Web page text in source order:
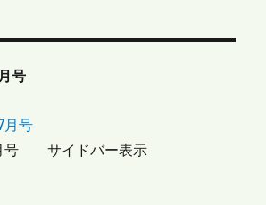
号
号 サイドバー表示